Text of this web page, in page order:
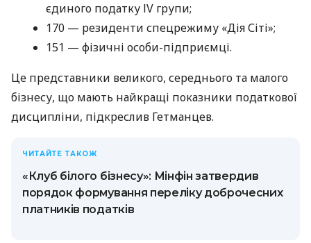
єдиного податку ІV групи;
170 — резиденти спецрежиму «Дія Сіті»;
151 — фізичні особи-підприємці.
Це представники великого, середнього та малого
бізнесу, що мають найкращі показники податкової
дисципліни, підкреслив Гетманцев.
ЧИТАЙТЕ ТАКОЖ
«Клуб білого бізнесу»: Мінфін затвердив
порядок формування переліку доброчесних
платників податків